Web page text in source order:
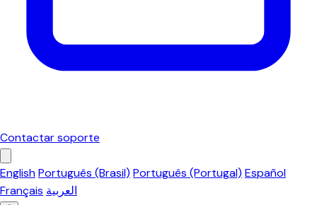
Contactar soporte
EnglishPortuguês (Brasil) Português (Portugal) Español
Français العربية